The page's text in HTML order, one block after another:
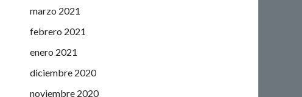
marzo 2021
febrero 2021
enero 2021
diciembre 2020
noviembre 2020